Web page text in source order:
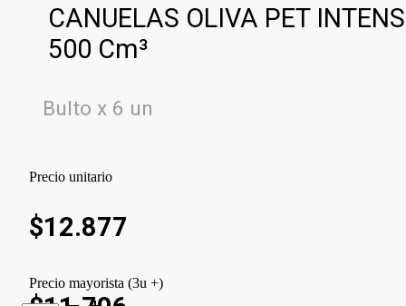
CANUELAS OLIVA PET
500 Cm³
Bulto x 6 un
Precio unitario
$12.877
Precio mayorista (3u +)
CANUELAS